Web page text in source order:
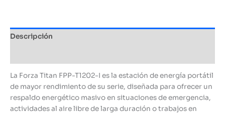
Descripción
La Forza Titan FPP-T1202-I es la estación de energía portátil
de mayor rendimiento de su serie, diseñada para ofrecer un
respaldo energético masivo en situaciones de emergencia,
actividades al aire libre de larga duración o trabajos en